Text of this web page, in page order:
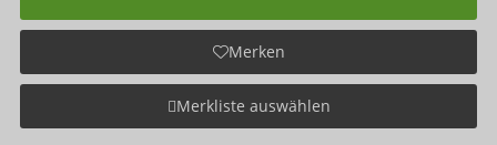
Merken
Merkliste auswählen